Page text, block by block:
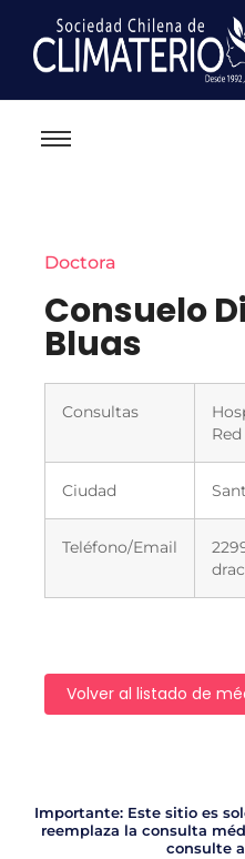
Doctora
Consuelo
Bluas
Consultas
Ciudad
Teléfono/Email
Volver al listado de
Importante: Este sitio es
reemplaza la consulta
consulte